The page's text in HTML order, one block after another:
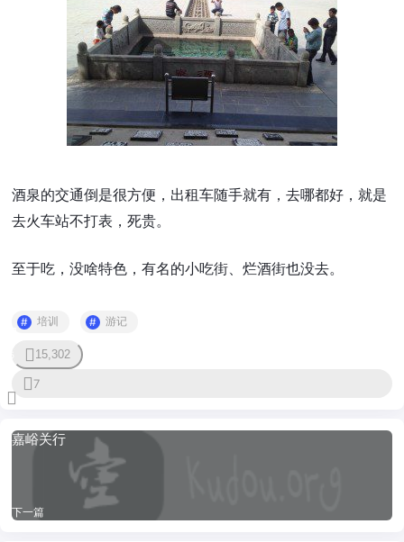
酒泉的交通倒是很方便，出租车随手就有，去哪都好，就是
去火车站不打表，死贵。
至于吃，没啥特色，有名的小吃街、烂酒街也没去。
培训 游记
15,302
7
嘉峪关行
下一篇